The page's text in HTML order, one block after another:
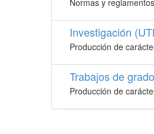
Investigación
Producción de
Trabajos de
Producción de